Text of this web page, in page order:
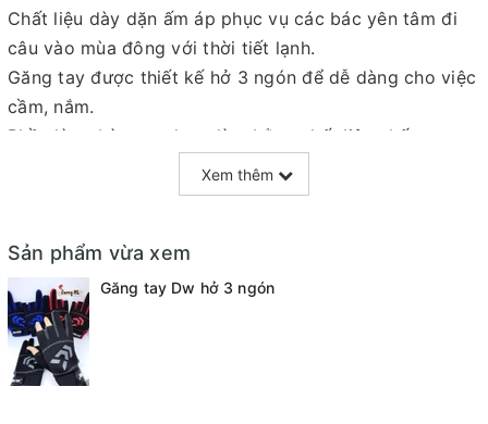
Chất liệu dày dặn ấm áp phục vụ các bác yên tâm đi
câu vào mùa đông với thời tiết lạnh.
Găng tay được thiết kế hở 3 ngón để dễ dàng cho việc
cầm, nắm.
Phần lòng bàn tay được làm bằng chất liệu chống trơn
Mọi thắc mắc liên hệ:
- Hotline tư vấn + đặt hàng : 098 138 9928
- Tư vấn kĩ thuật : 091 258 39 39
Xem thêm
Sản phẩm vừa xem
Găng tay Dw hở 3 ngón